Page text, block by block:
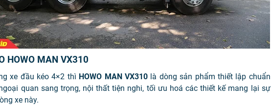
HOWO MAN VX310
xe đầu kéo 4×2 thì HOWO MAN VX310là dòng sản phẩm thiết lập chuẩn
quan sang trọng, nội thất tiện nghi, tối ưu hoá các thiết kế mang lại sự
xe này.